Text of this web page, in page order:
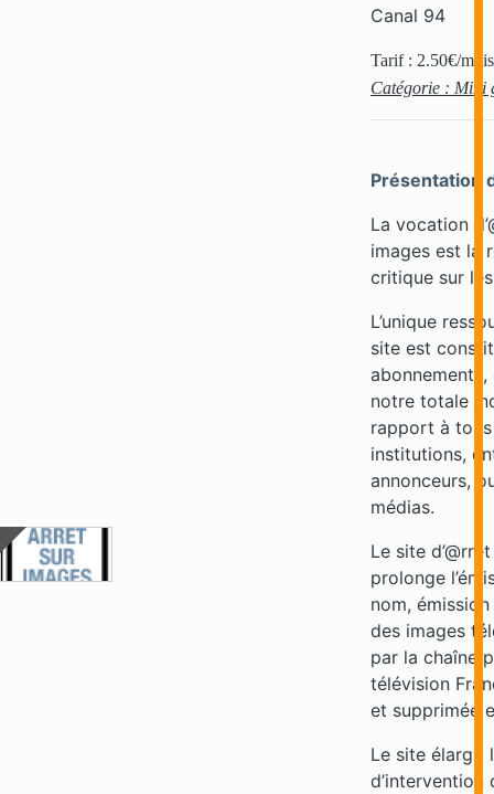
Canal 94
Tarif : 2.50€/mois
Catégorie : Mini
Présentation
La vocation
images est la
critique sur
L’unique
site est
notre totale
rapport à
institutions,
annonceurs,
médias.
Le site
prolonge
nom,
des images
par la chaîne
télévision
et supprimée
Le site élargit
d’intervention